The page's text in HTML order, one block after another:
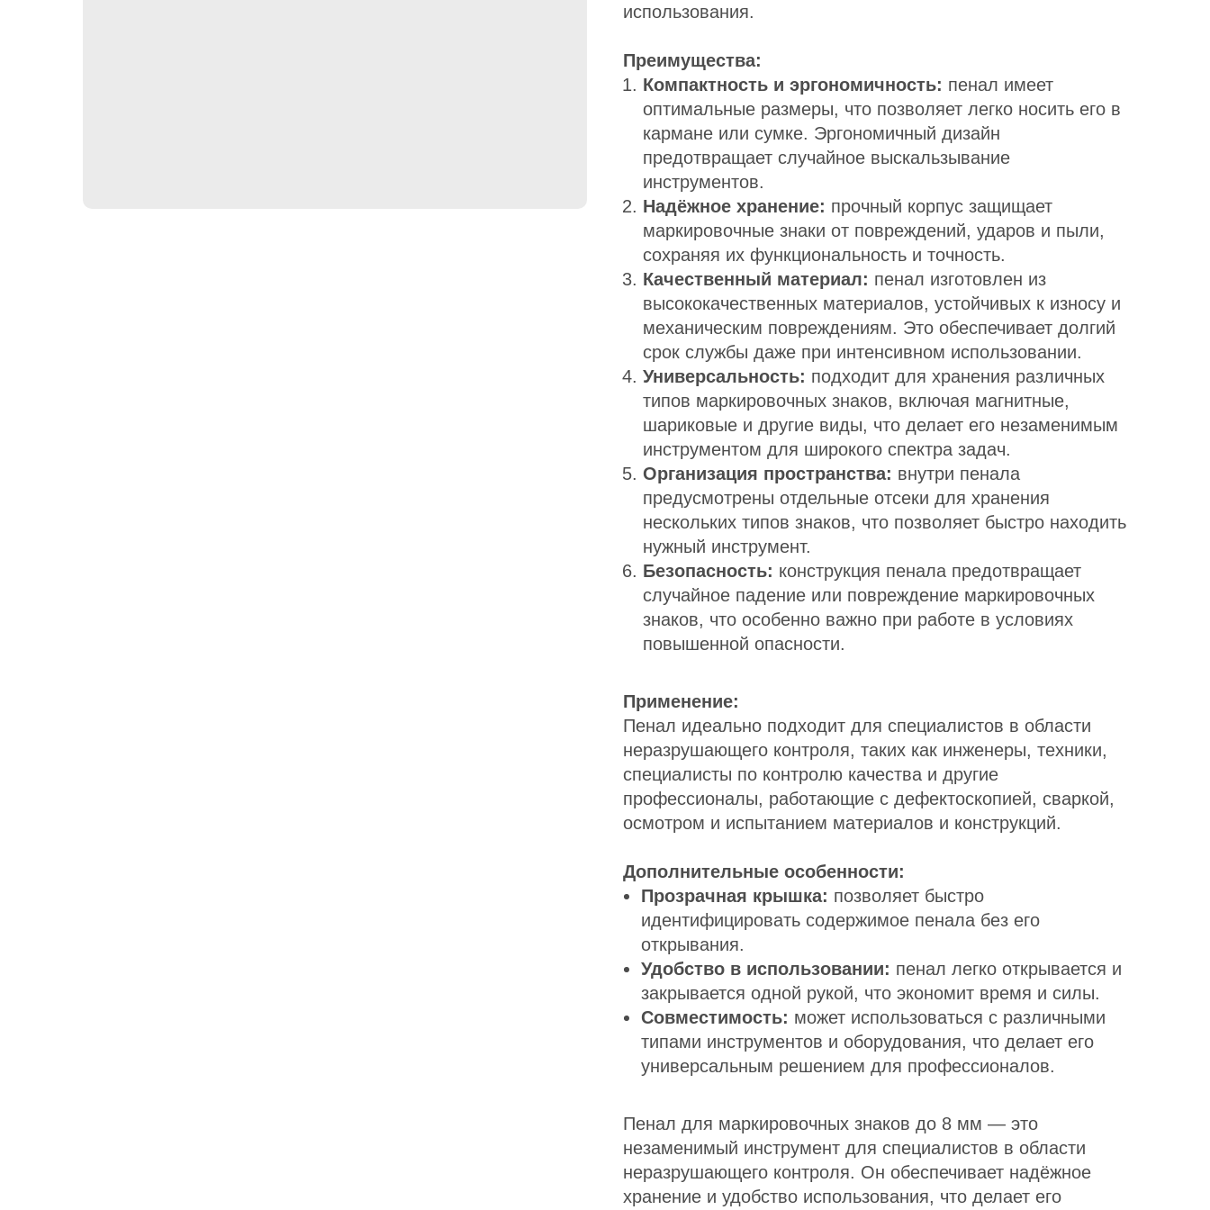
использования.
Преимущества:
Компактность и эргономичность: пенал имеет
оптимальные размеры, что позволяет легко носить его в
кармане или сумке. Эргономичный дизайн
предотвращает случайное выскальзывание
инструментов.
Надёжное хранение: прочный корпус защищает
маркировочные знаки от повреждений, ударов и пыли,
сохраняя их функциональность и точность.
Качественный материал: пенал изготовлен из
высококачественных материалов, устойчивых к износу и
механическим повреждениям. Это обеспечивает долгий
срок службы даже при интенсивном использовании.
Универсальность: подходит для хранения различных
типов маркировочных знаков, включая магнитные,
шариковые и другие виды, что делает его незаменимым
инструментом для широкого спектра задач.
Организация пространства: внутри пенала
предусмотрены отдельные отсеки для хранения
нескольких типов знаков, что позволяет быстро находить
нужный инструмент.
Безопасность: конструкция пенала предотвращает
случайное падение или повреждение маркировочных
знаков, что особенно важно при работе в условиях
повышенной опасности.
Применение:
Пенал идеально подходит для специалистов в области
неразрушающего контроля, таких как инженеры, техники,
специалисты по контролю качества и другие
профессионалы, работающие с дефектоскопией, сваркой,
осмотром и испытанием материалов и конструкций.
Дополнительные особенности:
Прозрачная крышка: позволяет быстро
идентифицировать содержимое пенала без его
открывания.
Удобство в использовании: пенал легко открывается и
закрывается одной рукой, что экономит время и силы.
Совместимость: может использоваться с различными
типами инструментов и оборудования, что делает его
универсальным решением для профессионалов.
Пенал для маркировочных знаков до 8 мм — это
незаменимый инструмент для специалистов в области
неразрушающего контроля. Он обеспечивает надёжное
хранение и удобство использования, что делает его